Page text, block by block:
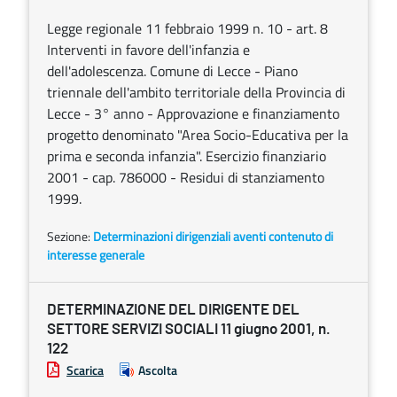
Legge regionale 11 febbraio 1999 n. 10 - art. 8
Interventi in favore dell'infanzia e
dell'adolescenza. Comune di Lecce - Piano
triennale dell'ambito territoriale della Provincia di
Lecce - 3° anno - Approvazione e finanziamento
progetto denominato "Area Socio-Educativa per la
prima e seconda infanzia". Esercizio finanziario
2001 - cap. 786000 - Residui di stanziamento
1999.
Sezione: Determinazioni dirigenziali aventi contenuto di
interesse generale
DETERMINAZIONE DEL DIRIGENTE DEL
SETTORE SERVIZI SOCIALI 11 giugno 2001, n.
122
Scarica Ascolta